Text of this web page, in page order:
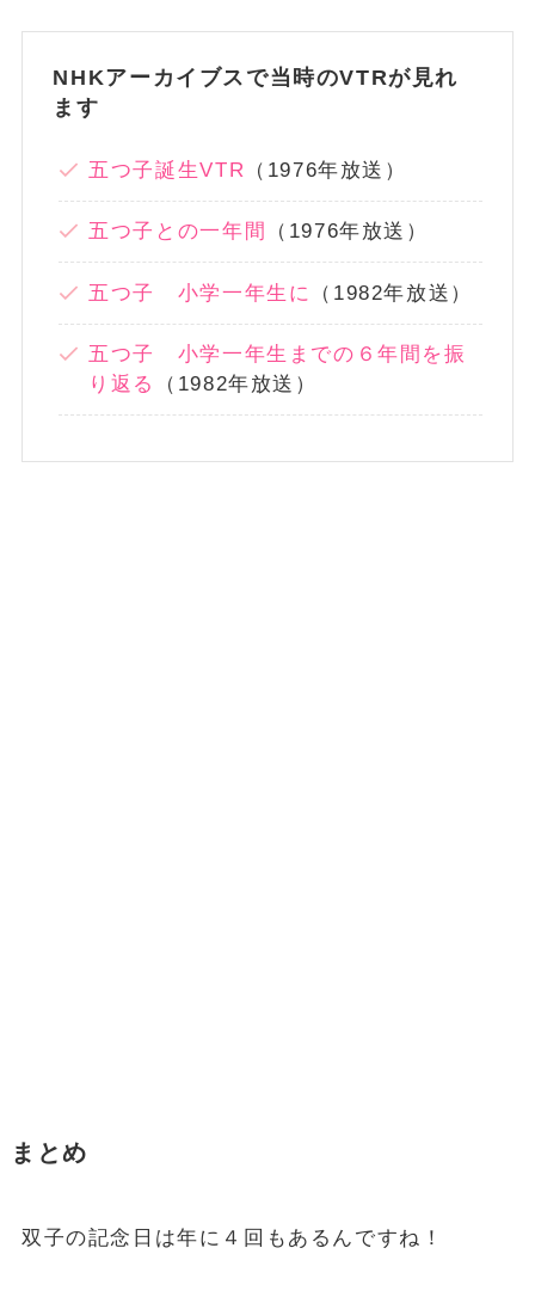
NHKアーカイブスで当時のVTRが見れ
ます
五つ子誕生VTR （1976年放送）
五つ子との一年間 （1976年放送）
五つ子 小学一年生に （1982年放送）
五つ子 小学一年生までの６年間を振
り返る
（1982年放送）
まとめ
双子の記念日は年に４回もあるんですね！